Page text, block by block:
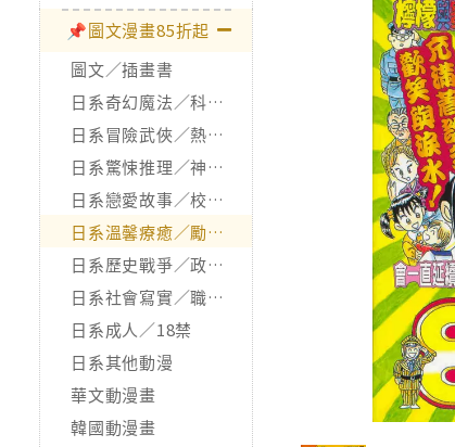
📌圖文漫畫85折起
圖文／插畫書
日系奇幻魔法／科幻冒險
日系冒險武俠／熱血運動
日系驚悚推理／神怪靈異
日系戀愛故事／校園青春
日系溫馨療癒／勵志搞笑
日系歷史戰爭／政治宗教
日系社會寫實／職場職人
日系成人／18禁
日系其他動漫
華文動漫畫
韓國動漫畫